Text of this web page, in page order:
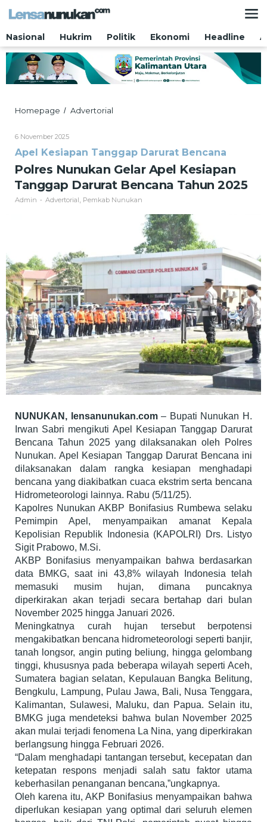
Nasional
Hukrim Politik Ekonomi Headline
Homepage / Advertorial
Kesiapan
Tanggap
Darurat
Bencana
6 November 2025Oleh
Apel Kesiapan Tanggap Darurat Bencana
Polres Nunukan Gelar Apel Kesiapan
Tanggap Darurat Bencana Tahun 2025
Admin - Advertorial Pemkab Nunukan
NUNUKAN, lensanunukan.com– Bupati Nunukan H.
Irwan Sabri mengikuti Apel Kesiapan Tanggap Darurat
Bencana Tahun 2025 yang dilaksanakan oleh Polres
Nunukan. Apel Kesiapan Tanggap Darurat Bencana ini
dilaksanakan dalam rangka kesiapan menghadapi
bencana yang diakibatkan cuaca ekstrim serta bencana
Hidrometeorologi lainnya. Rabu (5/11/25).
Kapolres Nunukan AKBP Bonifasius Rumbewa selaku
Pemimpin Apel, menyampaikan amanat Kepala
Kepolisian Republik Indonesia (KAPOLRI) Drs. Listyo
Sigit Prabowo, M.Si.
AKBP Bonifasius menyampaikan bahwa berdasarkan
data BMKG, saat ini 43,8% wilayah Indonesia telah
memasuki musim hujan, dimana puncaknya
diperkirakan akan terjadi secara bertahap dari bulan
November 2025 hingga Januari 2026.
Meningkatnya curah hujan tersebut berpotensi
mengakibatkan bencana hidrometeorologi seperti banjir,
tanah longsor, angin puting beliung, hingga gelombang
tinggi, khususnya pada beberapa wilayah seperti Aceh,
Sumatera bagian selatan, Kepulauan Bangka Belitung,
Bengkulu, Lampung, Pulau Jawa, Bali, Nusa Tenggara,
Kalimantan, Sulawesi, Maluku, dan Papua. Selain itu,
BMKG juga mendeteksi bahwa bulan November 2025
akan mulai terjadi fenomena La Nina, yang diperkirakan
berlangsung hingga Februari 2026.
“Dalam menghadapi tantangan tersebut, kecepatan dan
ketepatan respons menjadi salah satu faktor utama
keberhasilan penanganan bencana,”ungkapnya.
Oleh karena itu, AKP Bonifasius menyampaikan bahwa
diperlukan kesiapan yang optimal dari seluruh elemen